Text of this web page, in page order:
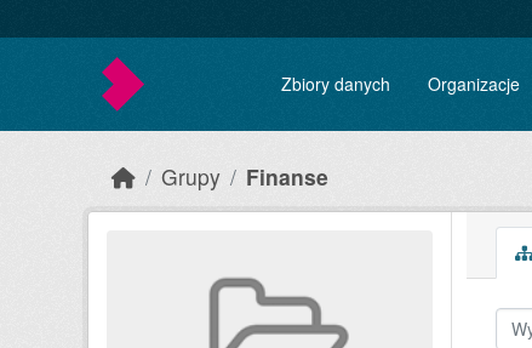
Zbiory danych Organizacje
Grupy Finanse